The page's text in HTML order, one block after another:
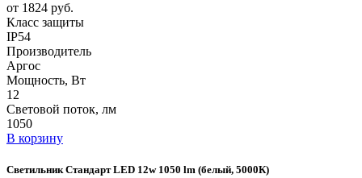
от 1824 руб.
Класс защиты
IP54
Производитель
Аргос
Мощность, Вт
12
Световой поток, лм
1050
В корзину
Cветильник Стандарт LED 12w 1050 lm (белый, 5000К)